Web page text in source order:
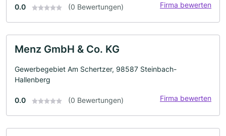
0.0 (0 Bewertungen) Firma bewerten
Menz GmbH & Co. KG
Gewerbegebiet Am Schertzer, 98587 Steinbach-
Hallenberg
0.0 (0 Bewertungen) Firma bewerten